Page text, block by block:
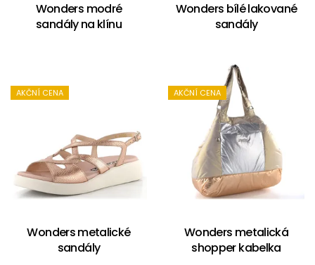
Wonders modré
sandály na klínu
Wonders bílé lakované
sandály
AKČNÍ CENA
Wonders metalické
sandály
AKČNÍ CENA
Wonders metalická
shopper kabelka